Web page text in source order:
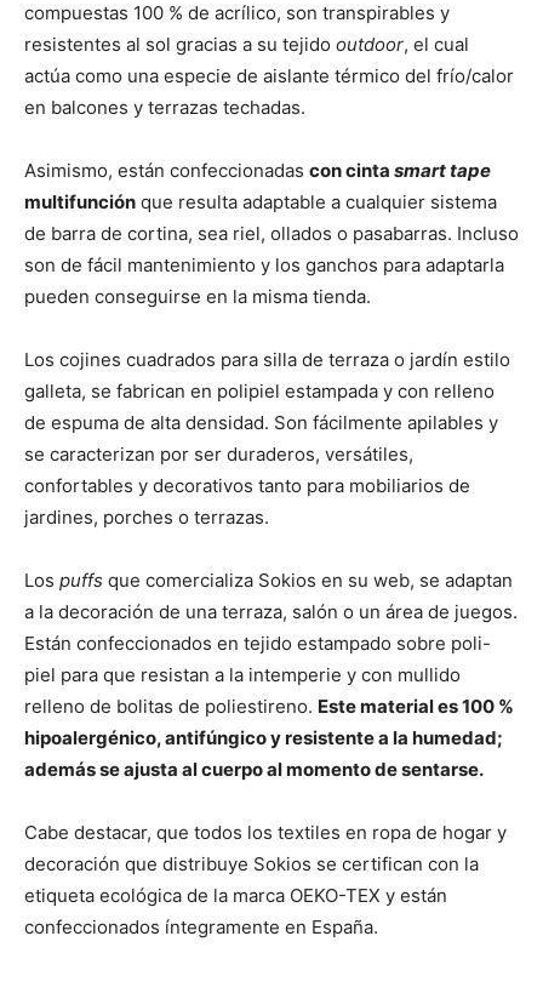
compuestas 100 % de acrílico, son transpirables y
resistentes al sol gracias a su tejido outdoor, el cual
actúa como una especie de aislante térmico del frío/calor
en balcones y terrazas techadas.
Asimismo, están confeccionadas con cinta smart tape
multifunción que resulta adaptable a cualquier sistema
de barra de cortina, sea riel, ollados o pasabarras. Incluso
son de fácil mantenimiento y los ganchos para adaptarla
pueden conseguirse en la misma tienda.
Los cojines cuadrados para silla de terraza o jardín estilo
galleta, se fabrican en polipiel estampada y con relleno
de espuma de alta densidad. Son fácilmente apilables y
se caracterizan por ser duraderos, versátiles,
confortables y decorativos tanto para mobiliarios de
jardines, porches o terrazas.
Los puffs que comercializa Sokios en su web, se adaptan
a la decoración de una terraza, salón o un área de juegos.
Están confeccionados en tejido estampado sobre poli-
piel para que resistan a la intemperie y con mullido
relleno de bolitas de poliestireno. Este material es 100 %
hipoalergénico, antifúngico y resistente a la humedad;
además se ajusta al cuerpo al momento de sentarse.
Cabe destacar, que todos los textiles en ropa de hogar y
decoración que distribuye Sokios se certifican con la
etiqueta ecológica de la marca OEKO-TEX y están
confeccionados íntegramente en España.